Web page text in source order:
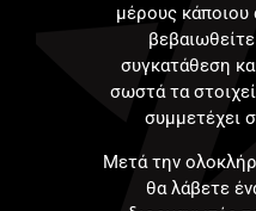
μέρους κάποιου
συγκατάθεση
σωστά τα
συμμετέχει
Μετά την
θα λάβετε